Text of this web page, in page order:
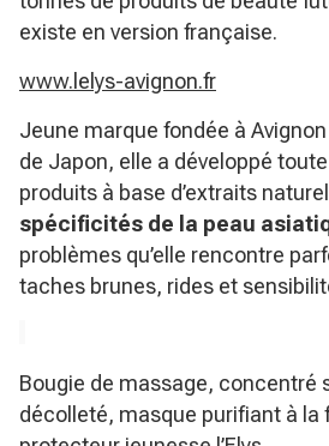
existe en version française.
www.lelys-avignon.fr
Jeune marque fondée à
de Japon, elle a développé
produits à base d’extraits
spécificités de la peau
problèmes qu’elle rencontre
taches brunes, rides et
Bougie de massage, concentré
décolleté, masque purifiant à la